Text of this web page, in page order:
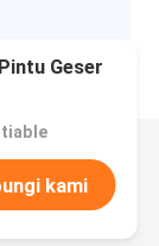
Geser
kami